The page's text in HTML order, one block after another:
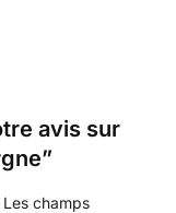
avis sur
Les champs